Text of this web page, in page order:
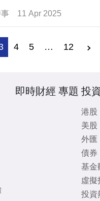
11 Apr 2025
4 5 … 12
即時財經 專題 投
港股
美股
外匯
債券
基金
虛擬
投資